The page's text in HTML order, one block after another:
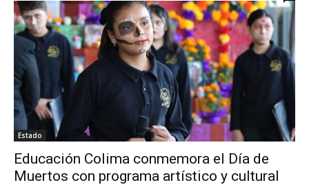
Estado
Educación Colima conmemora el Día de
Muertos con programa artístico y cultural